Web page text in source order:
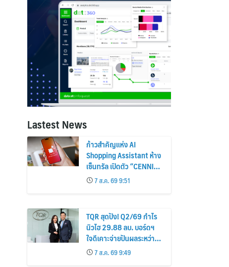
Lastest News
ก้าวสำคัญแห่ง AI
Shopping Assistant ห้าง
เซ็นทรัล เปิดตัว “CENNI” ผู้
ช่วย AI อัจฉริยะ เพื่อนรู้ใจ
สายช้อปคนใหม่ ร่วมยก
ระดับประสบการณ์ช้อปปิ้งให้
ง่ายขึ้นได้ ในแชตเดียว
7 ส.ค. 69 9:51
TQR สุดปัง! Q2/69 กำไร
นิวไฮ 29.88 ลบ. บอร์ดฯ
ใจดีเคาะจ่ายปันผลระหว่าง
กาล 0.203 บ./หุ้น รับ
ทรัพย์ 4 ก.ย.69
7 ส.ค. 69 9:49